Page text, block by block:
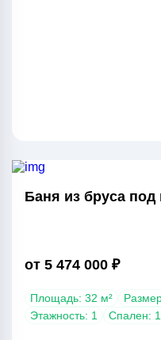
Баня из бруса
от 5 474 000 ₽
Площадь: 32 м²
Этажность: 1
Спален: 1